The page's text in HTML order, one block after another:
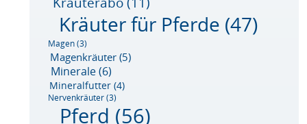
Kräuter für Pferde (47)
Magen(3)
Magenkräuter(5)
Minerale(6)
Mineralfutter(4)
Nervenkräuter(3)
Pferd (56)